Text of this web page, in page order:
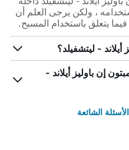
، ولكن يرجى العلم أن
يتعلق باستخدام المسبح.
- ليتشفيلد؟
إن باوليز أيلاند -
الشائعة